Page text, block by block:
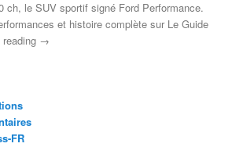
ch, le SUV sportif signé Ford Performance.
et histoire complète sur Le Guide
reading →
FR